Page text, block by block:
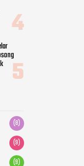
(9)
(9)
(8)
(7)